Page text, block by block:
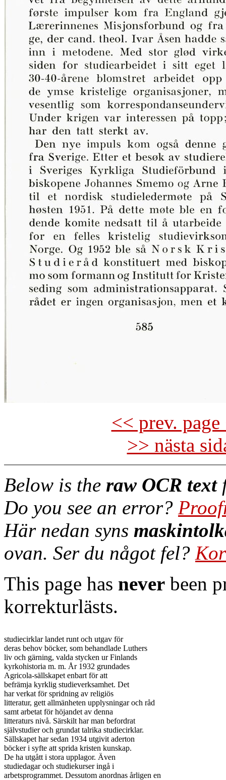
<< prev.
>> nästa
Below is the raw OCR text
Do you see an error?
Här nedan syns
ovan. Ser du något fel?
This page has never been
korrekturlästs.
studiecirklar landet runt och utgav för
deras behov böcker, som behandlade Luthers
liv och gärning, valda stycken ur Finlands
kyrkohistoria m. m. År 1932 grundades
Agricola-sällskapet enbart för att
befrämja kyrklig studieverksamhet. Det
har verkat för spridning av religiös
litteratur, gett allmänheten upplysningar och råd
samt arbetat för höjandet av denna
litteraturs nivå. Särskilt har man befordrat
självstudier och grundat talrika studiecirklar.
Sällskapet har sedan 1934 utgivit aderton
böcker i syfte att sprida kristen kunskap.
De ha utgått i stora upplagor. Även
studiedagar och studiekurser ingå i
arbetsprogrammet. Dessutom anordnas årligen en